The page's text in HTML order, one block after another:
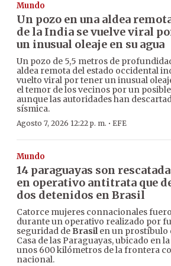
Mundo
Un pozo en una aldea
de la India se vuelve viral
un inusual oleaje en su agua
Un pozo de 5,5 metros de
aldea remota del estado occidental
vuelto viral por tener un inusual
el temor de los vecinos por un
aunque las autoridades han
sísmica.
Agosto 7, 2026 12:22 p. m. · EFE
Mundo
14 paraguayas son
en operativo antitrata que
dos detenidos en Brasil
Catorce mujeres connacionales
durante un operativo realizado por
seguridad de Brasilen un prostíbulo
Casa de las Paraguayas, ubicado en
unos 600 kilómetros de la frontera
nacional.